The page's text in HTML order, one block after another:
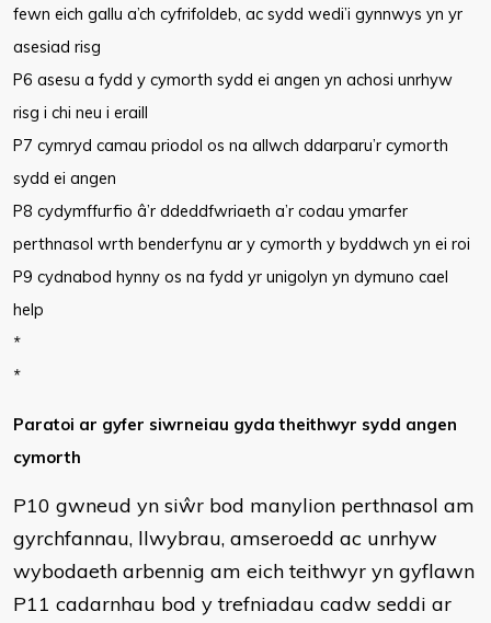
fewn eich gallu a’ch cyfrifoldeb, ac sydd wedi’i gynnwys yn yr
asesiad risg
P6 asesu a fydd y cymorth sydd ei angen yn achosi unrhyw
risg i chi neu i eraill
P7 cymryd camau priodol os na allwch ddarparu’r cymorth
sydd ei angen
P8 cydymffurfio â’r ddeddfwriaeth a’r codau ymarfer
perthnasol wrth benderfynu ar y cymorth y byddwch yn ei roi
P9 cydnabod hynny os na fydd yr unigolyn yn dymuno cael
help
*
*
Paratoi ar gyfer siwrneiau gyda theithwyr sydd angen
cymorth
P10 gwneud yn siŵr bod manylion perthnasol am
gyrchfannau, llwybrau, amseroedd ac unrhyw
wybodaeth arbennig am eich teithwyr yn gyflawn
P11 cadarnhau bod y trefniadau cadw seddi ar